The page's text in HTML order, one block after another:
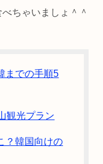
ちゃいましょ＾＾
までの手順5
観光プラン
？韓国向けの